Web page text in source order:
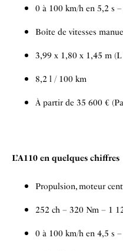
0 à 100 km/h en 5,2 s
Boîte de vitesses
3,99 x 1,80 x 1,45 m
8,2 l / 100 km
À partir de 35 600 €
L’A110 en quelques chiffres
Propulsion, moteur
252 ch – 320 Nm – 1
0 à 100 km/h en 4,5 s